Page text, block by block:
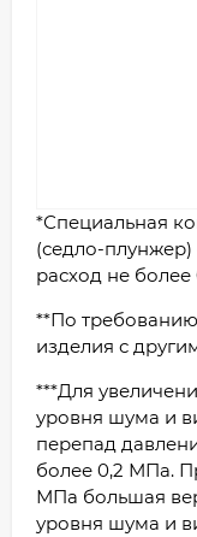
*Специальная
(седло-
расход не более
**По
изделия с
***Для
уровня шума и
перепад
более 0,2 МПа.
МПа большая
уровня шума и